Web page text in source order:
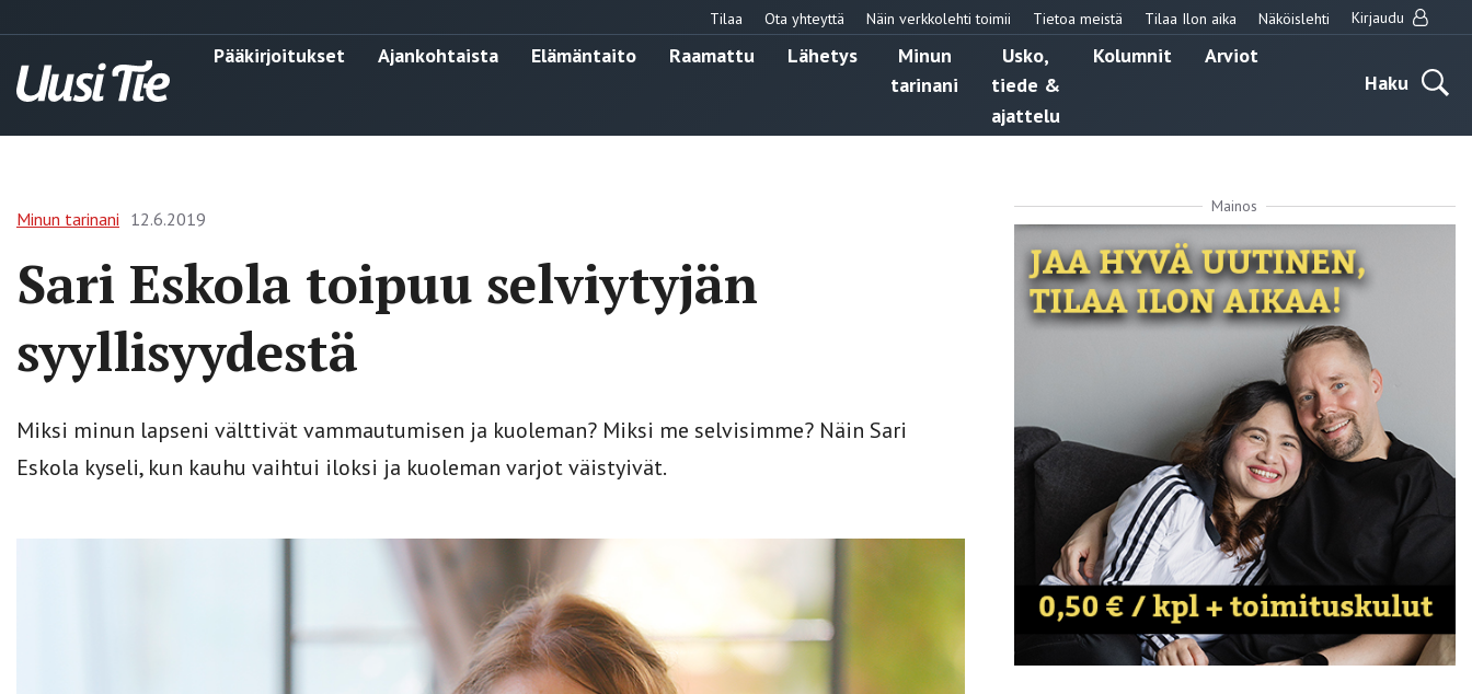
Tilaa Ota yhteyttä Näin verkkolehti toimii Tietoa meistä Tilaa Ilon aika Näköislehti Kirjaudu
Pääkirjoitukset Ajankohtaista Elämäntaito Raamattu Lähetys
Minun
tarinani
Usko,
tiede &
ajattelu
Kolumnit
Arviot
Haku
Minun tarinani 12.6.2019
Sari Eskola toipuu selviytyjän
syyllisyydestä
Miksi minun lapseni välttivät vammautumisen ja kuoleman? Miksi me selvisimme? Näin Sari
Eskola kyseli, kun kauhu vaihtui iloksi ja kuoleman varjot väistyivät.
Mainos